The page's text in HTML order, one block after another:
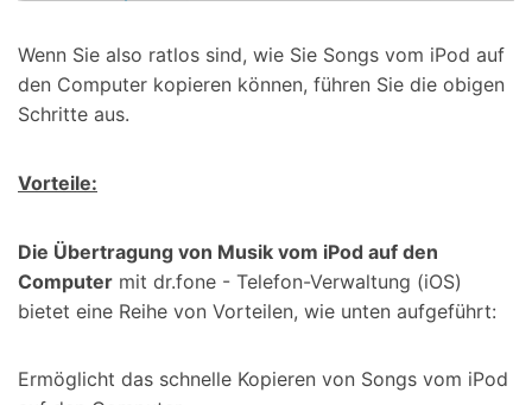
Wenn Sie also ratlos sind, wie Sie Songs vom iPod auf
den Computer kopieren können, führen Sie die obigen
Schritte aus.
Vorteile:
Die Übertragung von Musik vom iPod auf den
Computer mit dr.fone - Telefon-Verwaltung (iOS)
bietet eine Reihe von Vorteilen, wie unten aufgeführt:
Ermöglicht das schnelle Kopieren von Songs vom iPod